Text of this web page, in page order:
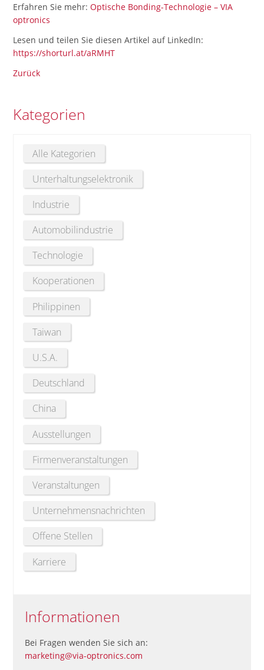
Erfahren Sie mehr:Optische Bonding-Technologie – VIA
optronics
Lesen und teilen Sie diesen Artikel auf LinkedIn:
https://shorturl.at/aRMHT
Zurück
Kategorien
Alle Kategorien
Unterhaltungselektronik
Industrie
Automobilindustrie
Technologie
Kooperationen
Philippinen
Taiwan
U.S.A.
Deutschland
China
Ausstellungen
Firmenveranstaltungen
Veranstaltungen
Unternehmensnachrichten
Offene Stellen
Karriere
Informationen
Bei Fragen wenden Sie sich an:
marketing@via-optronics.com